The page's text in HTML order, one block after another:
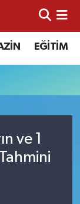
EĞİTİM
ve 1